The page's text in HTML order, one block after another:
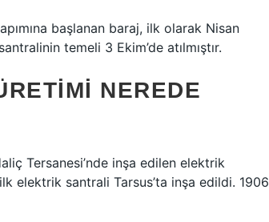
başlanan baraj, ilk olarak Nisan
temeli 3 Ekim’de atılmıştır.
NEREDE
Tersanesi’nde inşa edilen elektrik
elektrik santrali Tarsus’ta inşa edildi. 1906